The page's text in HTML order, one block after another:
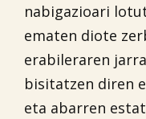
nabigazioari
ematen diote
erabileraren
bisitatzen diren
eta abarren